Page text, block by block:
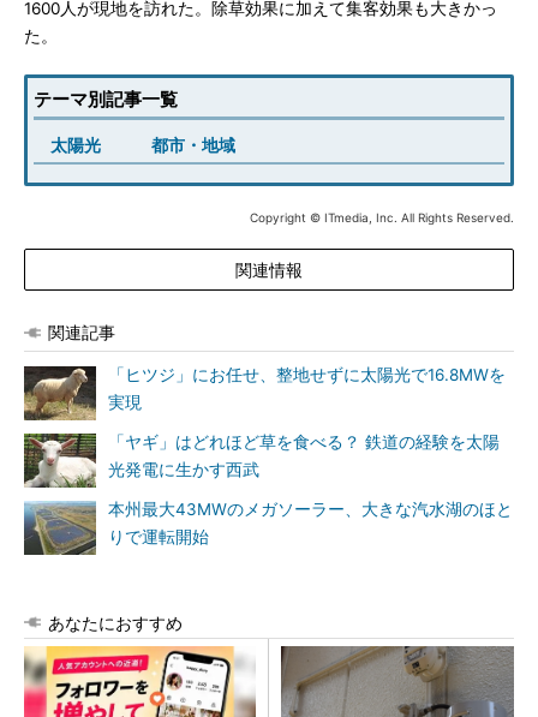
1600人が現地を訪れた。除草効果に加えて集客効果も大きかっ
た。
テーマ別記事一覧
太陽光 都市・地域
Copyright © ITmedia, Inc. All Rights Reserved.
関連情報
関連記事
「ヒツジ」にお任せ、整地せずに太陽光で16.8MWを
実現
「ヤギ」はどれほど草を食べる？ 鉄道の経験を太陽
光発電に生かす西武
本州最大43MWのメガソーラー、大きな汽水湖のほと
りで運転開始
あなたにおすすめ